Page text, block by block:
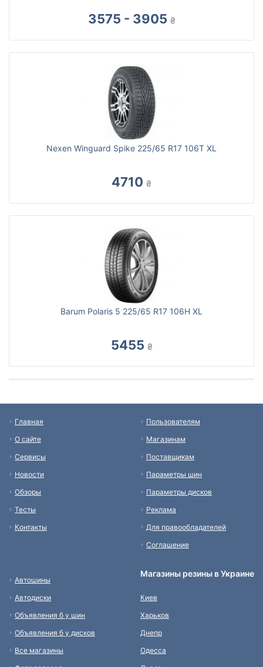
3575 - 3905 ₴
Nexen Winguard Spike 225/65 R17 106T XL
4710 ₴
Barum Polaris 5 225/65 R17 106H XL
5455 ₴
Главная
О сайте
Сервисы
Новости
Обзоры
Тесты
Контакты
Пользователям
Магазинам
Поставщикам
Параметры шин
Параметры дисков
Реклама
Для правообладателей
Соглашение
Автошины
Автодиски
Объявления б у шин
Объявления б у дисков
Все магазины
Магазины резины в Украине
Киев
Харьков
Днепр
Одесса